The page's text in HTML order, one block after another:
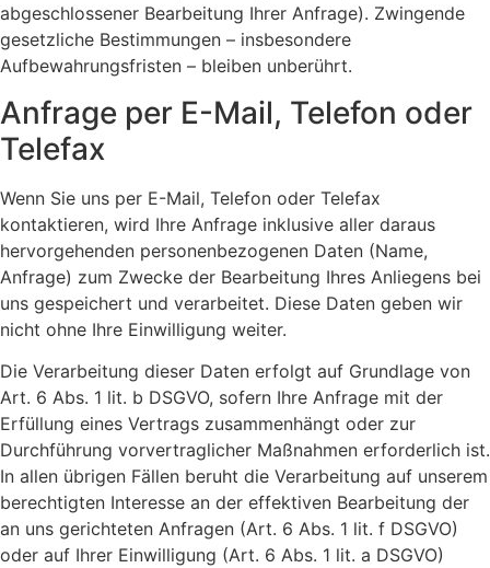
abgeschlossener Bearbeitung Ihrer Anfrage). Zwingende
gesetzliche Bestimmungen – insbesondere
Aufbewahrungsfristen – bleiben unberührt.
Anfrage per E-Mail, Telefon oder
Telefax
Wenn Sie uns per E-Mail, Telefon oder Telefax
kontaktieren, wird Ihre Anfrage inklusive aller daraus
hervorgehenden personenbezogenen Daten (Name,
Anfrage) zum Zwecke der Bearbeitung Ihres Anliegens bei
uns gespeichert und verarbeitet. Diese Daten geben wir
nicht ohne Ihre Einwilligung weiter.
Die Verarbeitung dieser Daten erfolgt auf Grundlage von
Art. 6 Abs. 1 lit. b DSGVO, sofern Ihre Anfrage mit der
Erfüllung eines Vertrags zusammenhängt oder zur
Durchführung vorvertraglicher Maßnahmen erforderlich ist.
In allen übrigen Fällen beruht die Verarbeitung auf unserem
berechtigten Interesse an der effektiven Bearbeitung der
an uns gerichteten Anfragen (Art. 6 Abs. 1 lit. f DSGVO)
oder auf Ihrer Einwilligung (Art. 6 Abs. 1 lit. a DSGVO)